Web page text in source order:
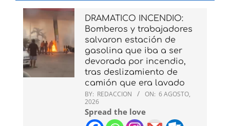
DRAMATICO INCENDIO:
Bomberos y trabajadores
salvaron estación de
gasolina que iba a ser
devorada por incendio,
tras deslizamiento de
camión que era lavado
BY: REDACCION ON: 6 AGOSTO,
2026
Spread the love